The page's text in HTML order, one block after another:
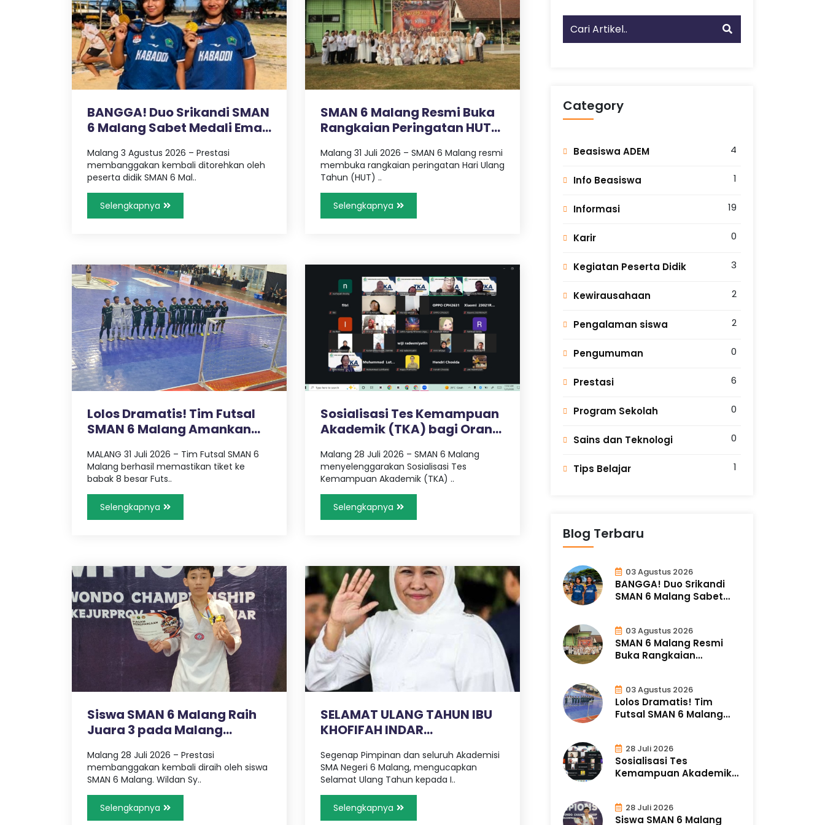
I
6
K
O
T
A
A
L
A
N
G
BANGGA! Duo Srikandi SMAN
6 Malang Sabet Medali Emas
Malang 3 Agustus 2026 – Prestasi
membanggakan kembali ditorehkan oleh
peserta didik SMAN 6 Mal..
Selengkapnya
SMAN 6 Malang Resmi Buka
Rangkaian Peringatan HUT
Malang 31 Juli 2026 – SMAN 6 Malang resmi
membuka rangkaian peringatan Hari Ulang
Tahun (HUT) ..
Selengkapnya
Lolos Dramatis! Tim Futsal
SMAN 6 Malang Amankan
MALANG 31 Juli 2026 – Tim Futsal SMAN 6
Malang berhasil memastikan tiket ke
babak 8 besar Futs..
Selengkapnya
Sosialisasi Tes Kemampuan
Akademik (TKA) bagi Orang
Malang 28 Juli 2026 – SMAN 6 Malang
menyelenggarakan Sosialisasi Tes
Kemampuan Akademik (TKA) ..
Selengkapnya
Siswa SMAN 6 Malang Raih
Juara 3 pada Malang
Malang 28 Juli 2026 – Prestasi
membanggakan kembali diraih oleh siswa
SMAN 6 Malang. Wildan Sy..
Selengkapnya
SELAMAT ULANG TAHUN IBU
KHOFIFAH INDAR
Segenap Pimpinan dan seluruh Akademisi
SMA Negeri 6 Malang, mengucapkan
Selamat Ulang Tahun kepada I..
Selengkapnya
Category
Beasiswa ADEM 4
Info Beasiswa 1
Informasi 19
Karir 0
Kegiatan Peserta Didik 3
Kewirausahaan 2
Pengalaman siswa 2
Pengumuman 0
Prestasi 6
Program Sekolah 0
Sains dan Teknologi 0
Tips Belajar 1
Blog Terbaru
03 Agustus 2026
BANGGA! Duo Srikandi
SMAN 6 Malang Sabet
03 Agustus 2026
SMAN 6 Malang Resmi
Buka Rangkaian
03 Agustus 2026
Lolos Dramatis! Tim
Futsal SMAN 6 Malang
28 Juli 2026
Sosialisasi Tes
Kemampuan Akademik
28 Juli 2026
Siswa SMAN 6 Malang